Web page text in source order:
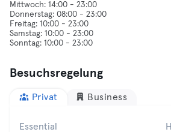
Mittwoch: 14:00 - 23:00
Donnerstag: 08:00 - 23:00
Freitag: 10:00 - 23:00
Samstag: 10:00 - 23:00
Besuchsregelung
Privat Business
Essential